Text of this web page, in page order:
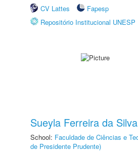
CV Lattes
Fapesp
Repositório Institucional UNESP
Sueyla Ferreira da
School: Faculdade de Ciências e
de Presidente Prudente)